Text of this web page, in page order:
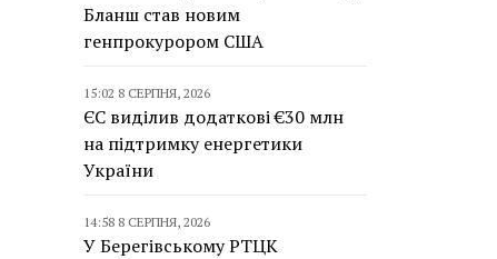
Бланш став новим
генпрокурором США
15:02 8 СЕРПНЯ, 2026
ЄС виділив додаткові €30 млн
на підтримку енергетики
України
14:58 8 СЕРПНЯ, 2026
У Берегівському РТЦК